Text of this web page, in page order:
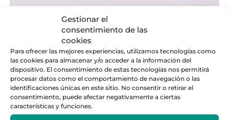
Gestionar el
consentimiento de las
cookies
Para ofrecer las mejores experiencias, utilizamos tecnologías como
las cookies para almacenar y/o acceder a la información del
dispositivo. El consentimiento de estas tecnologías nos permitirá
procesar datos como el comportamiento de navegación o las
identificaciones únicas en este sitio. No consentir o retirar el
consentimiento, puede afectar negativamente a ciertas
características y funciones.